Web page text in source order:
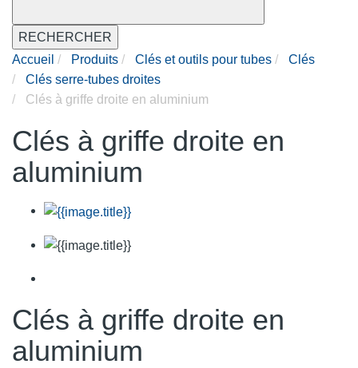
RECHERCHER
Accueil
Produits Clés et outils pour tubes
Clés
Clés serre-tubes droites
Clés à griffe droite en aluminium
Clés à griffe droite en
aluminium
Clés à griffe droite en
aluminium